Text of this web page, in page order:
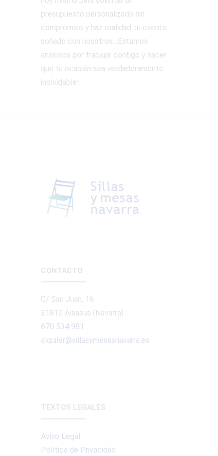
presupuesto personalizado sin
compromiso y haz realidad tu evento
soñado con nosotros. ¡Estamos
ansiosos por trabajar contigo y hacer
que tu ocasión sea verdaderamente
inolvidable!
CONTACTO
C/ San Juan, 16
31810 Alsasua (Navarra)
670 534 981
alquiler@sillasymesasnavarra.es
TEXTOS LEGALES
Aviso Legal
Política de Privacidad